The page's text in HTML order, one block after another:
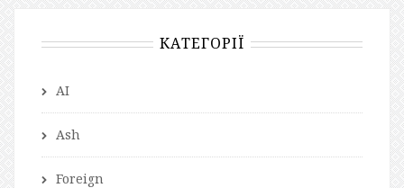
КАТЕГОРІЇ
AI
Ash
Foreign